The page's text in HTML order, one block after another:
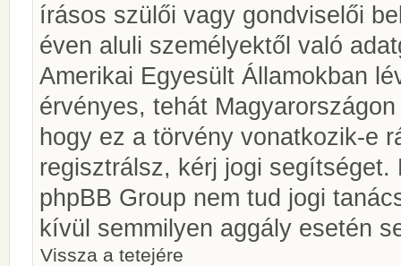
írásos szülői vagy gondviselői
éven aluli személyektől való
Amerikai Egyesült Államokban
érvényes, tehát
hogy ez a törvény vonatkozik-e
regisztrálsz, kérj jogi
phpBB Group nem tud jogi
kívül semmilyen aggály esetén
Vissza a tetejére